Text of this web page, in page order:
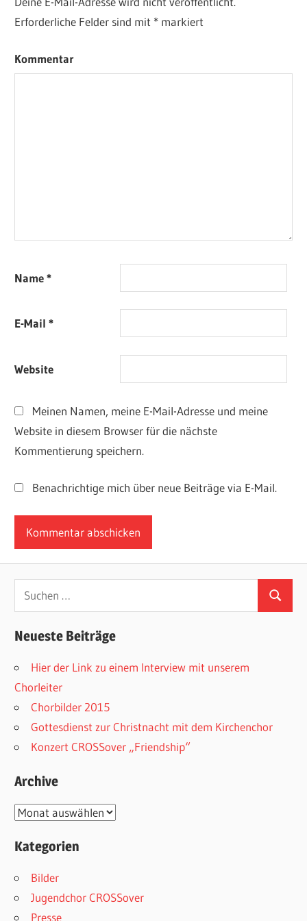
Erforderliche Felder sind mit * markiert
Kommentar
Name*
E-Mail*
Website
Meinen Namen, meine E-Mail-Adresse und meine
Website in diesem Browser für die nächste
Kommentierung speichern.
Benachrichtige mich über neue Beiträge via E-Mail.
Neueste Beiträge
Hier der Link zu einem Interview mit unserem
Chorleiter
Chorbilder 2015
Gottesdienst zur Christnacht mit dem Kirchenchor
Konzert CROSSover „Friendship“
Archive
Archive
Kategorien
Bilder
Jugendchor CROSSover
Presse